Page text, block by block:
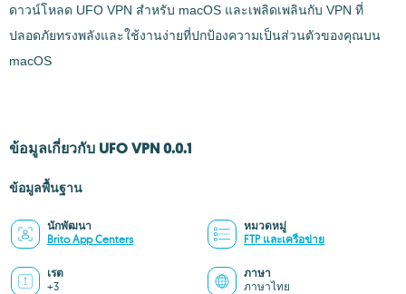
ดาวน์โหลด UFO VPN สำหรับ macOS และเพลิดเพลินกับ VPN ที่
ปลอดภัยทรงพลังและใช้งานง่ายที่ปกป้องความเป็นส่วนตัวของคุณบน
macOS
ข้อมูลเกี่ยวกับ UFO VPN 0.0.1
ข้อมูลพื้นฐาน
นักพัฒนา
Brito App Centers
หมวดหมู่
FTP และเครือข่าย
เรต
+3
ภาษา
ภาษาไทย